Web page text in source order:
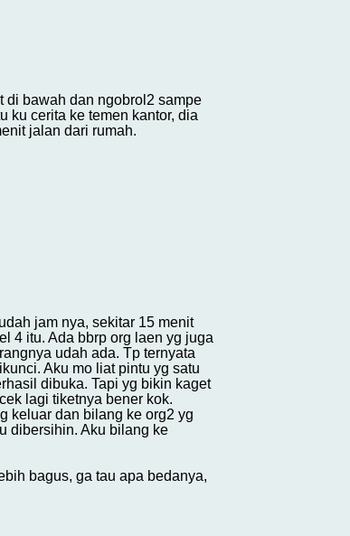
di bawah dan ngobrol2 sampe
ku cerita ke temen kantor, dia
jalan dari rumah.
jam nya, sekitar 15 menit
4 itu. Ada bbrp org laen yg juga
udah ada. Tp ternyata
Aku mo liat pintu yg satu
dibuka. Tapi yg bikin kaget
lagi tiketnya bener kok.
keluar dan bilang ke org2 yg
dibersihin. Aku bilang ke
bagus, ga tau apa bedanya,